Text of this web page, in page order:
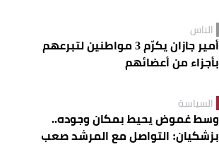
الناس
أمير جازان يكرّم 3 مواطنين لتبرعهم
بأجزاء من أعضائهم
السياسة
وسط غموض يحيط بمكان وجوده..
بزشكيان: التواصل مع المرشد صعب